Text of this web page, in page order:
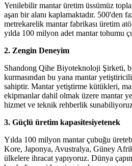
Yenilebilir mantar üretim üssümüz
aşan bir alanı kaplamaktadır. 500'den
metrekarelik mantar fabrikası üretim
yılda 100 milyon adet mantar tohumu
2. Zengin Deneyim
Shandong Qihe Biyoteknoloji Şirketi,
kurmasından bu yana mantar
sahiptir. Mantar yetiştirme kütükleri,
ekipmanlar dahil olmak üzere mantar
hizmet ve teknik rehberlik
3. Güçlü üretim kapasitesiyetenek
Yılda 100 milyon mantar çubuğu
Kore, Japonya, Avustralya, Güney
ülkelere ihracat yapıyoruz. Dünya